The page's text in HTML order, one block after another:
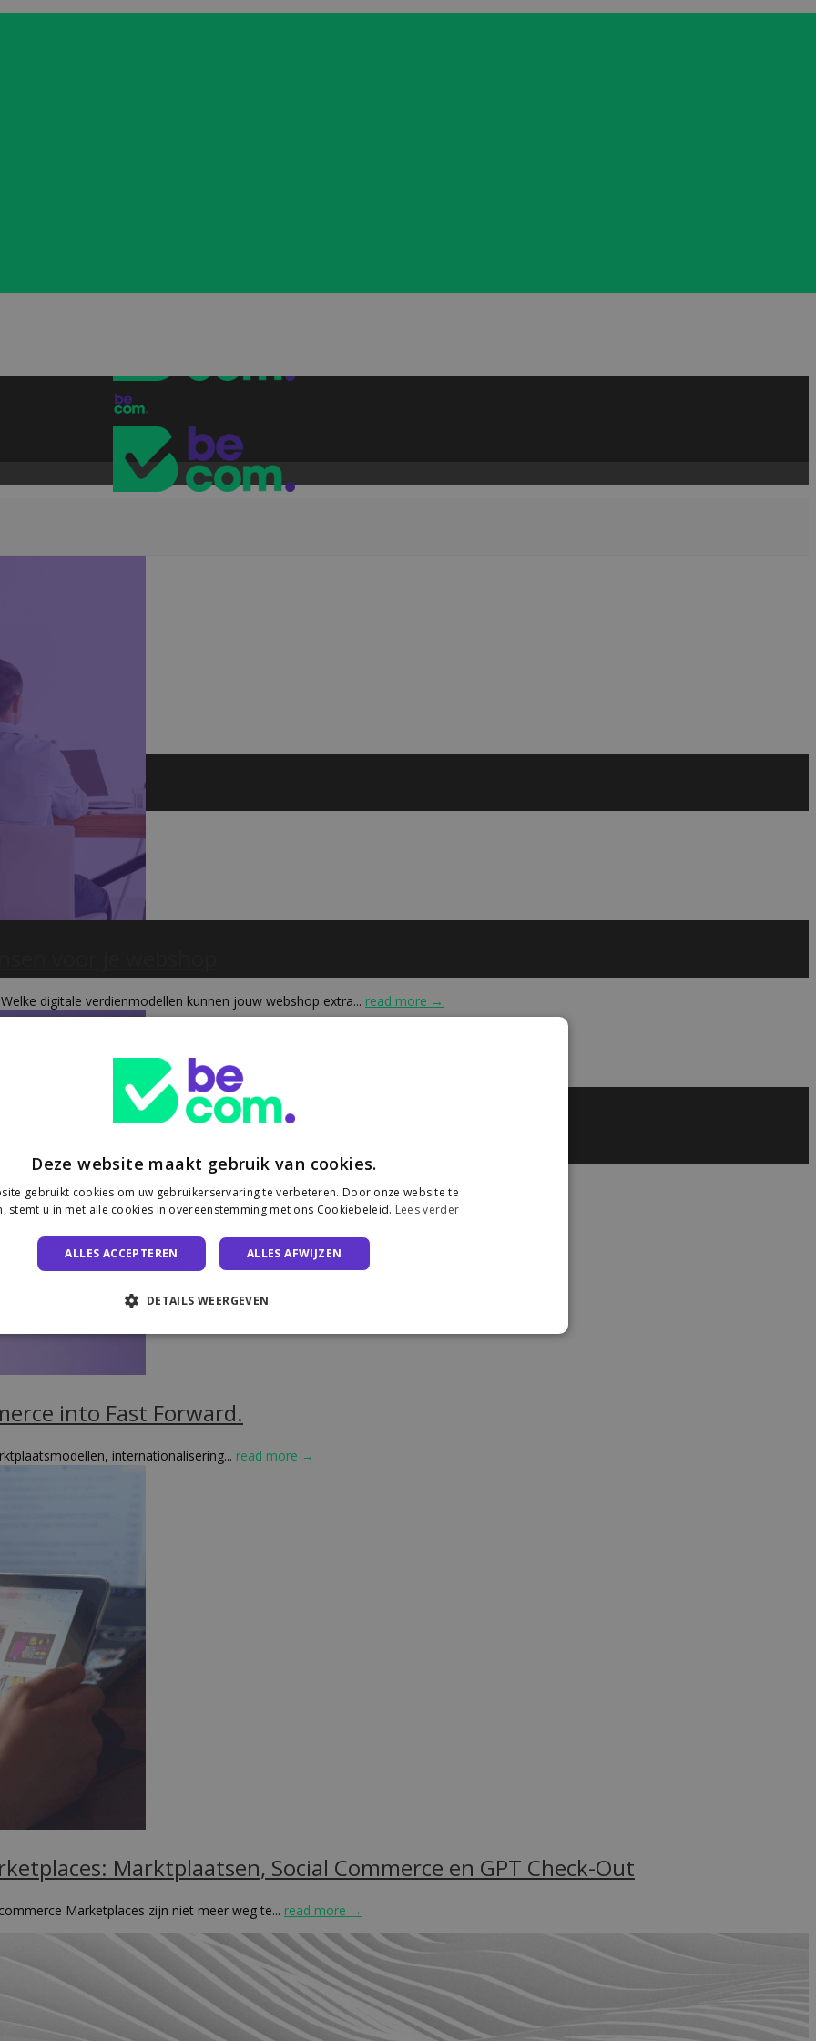
voor je webshop
digitale verdienmodellen kunnen jouw webshop extra... read more →
into Fast Forward.
internationalisering... read more →
Marktplaatsen, Social Commerce en GPT Check-Out
Marketplaces zijn niet meer weg te... read more →
Deze website maakt gebruik van cookies.
gebruikt cookies om uw gebruikerservaring te verbeteren. Door onze website te
stemt u in met alle cookies in overeenstemming met ons Cookiebeleid. Lees verder
ALLES ACCEPTEREN ALLES AFWIJZEN
DETAILS WEERGEVEN